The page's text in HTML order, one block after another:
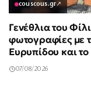
couscous.gr↗
Γενέθλια του
φωτογραφίες με
Ευρυπίδου και
07/08/2026